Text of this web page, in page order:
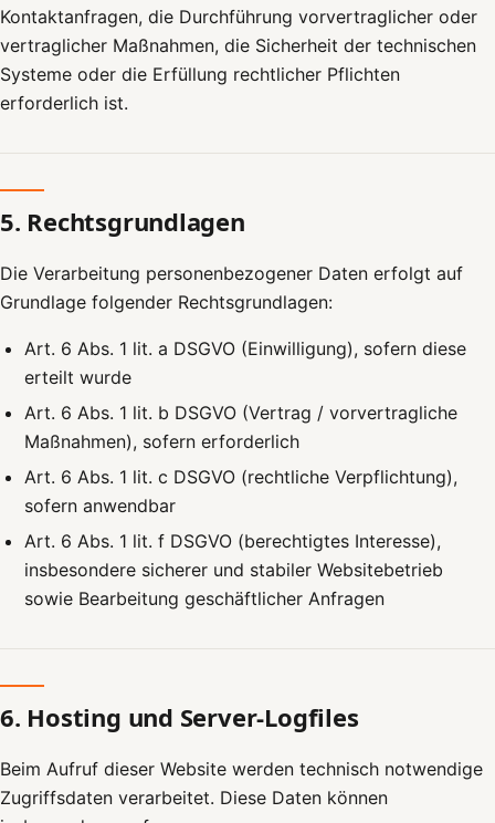
Kontaktanfragen, die Durchführung vorvertraglicher oder
vertraglicher Maßnahmen, die Sicherheit der technischen
Systeme oder die Erfüllung rechtlicher Pflichten
erforderlich ist.
5. Rechtsgrundlagen
Die Verarbeitung personenbezogener Daten erfolgt auf
Grundlage folgender Rechtsgrundlagen:
Art. 6 Abs. 1 lit. a DSGVO (Einwilligung), sofern diese
erteilt wurde
Art. 6 Abs. 1 lit. b DSGVO (Vertrag / vorvertragliche
Maßnahmen), sofern erforderlich
Art. 6 Abs. 1 lit. c DSGVO (rechtliche Verpflichtung),
sofern anwendbar
Art. 6 Abs. 1 lit. f DSGVO (berechtigtes Interesse),
insbesondere sicherer und stabiler Websitebetrieb
sowie Bearbeitung geschäftlicher Anfragen
6. Hosting und Server-Logfiles
Beim Aufruf dieser Website werden technisch notwendige
Zugriffsdaten verarbeitet. Diese Daten können